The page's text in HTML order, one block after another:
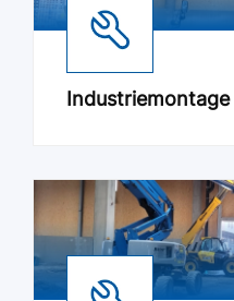
Industriemontage